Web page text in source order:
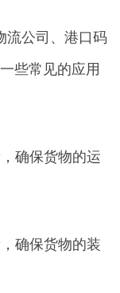
流公司、港口码
些常见的应用
确保货物的运
确保货物的装